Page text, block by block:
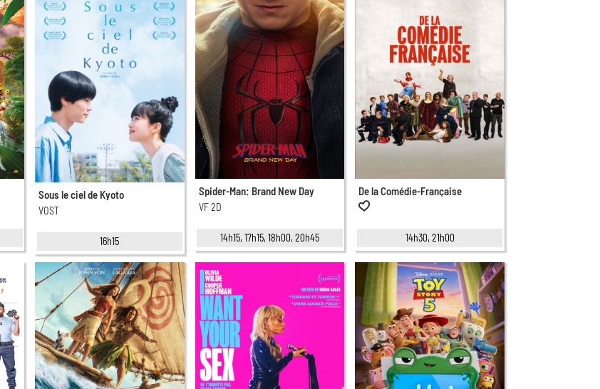
Sous le ciel de Kyoto
VOST
16h15
Spider-Man: Brand New Day
VF 2D
14h15, 17h15, 18h00, 20h45
De la Comédie-Française
14h30, 21h00